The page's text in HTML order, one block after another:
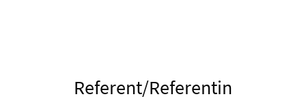
Referent/Referentin